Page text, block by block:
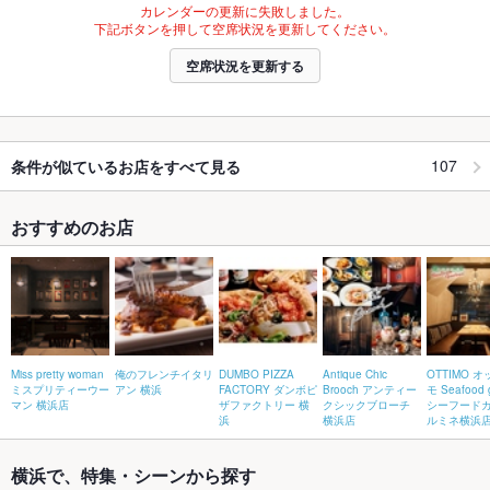
カレンダーの更新に失敗しました。
下記ボタンを押して空席状況を更新してください。
空席状況を更新する
条件が似ているお店をすべて見る 107
おすすめのお店
Miss pretty woman
ミスプリティーウー
マン 横浜店
俺のフレンチイタリ
アン 横浜
DUMBO PIZZA
FACTORY ダンボピ
ザファクトリー 横
浜
Antique Chic
Brooch アンティー
クシックブローチ
横浜店
OTTIMO オ
モ Seafood
シーフード
ルミネ横浜
横浜で、特集・シーンから探す